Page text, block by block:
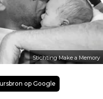
Stichting Make a Memory
op Google